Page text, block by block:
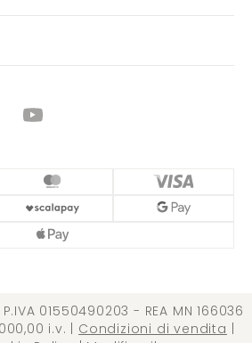
01550490203 - REA MN 166036
i.v. | Condizioni di vendita |